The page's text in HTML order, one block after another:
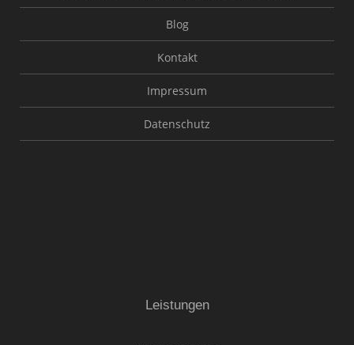
Blog
Kontakt
Impressum
Datenschutz
Leistungen